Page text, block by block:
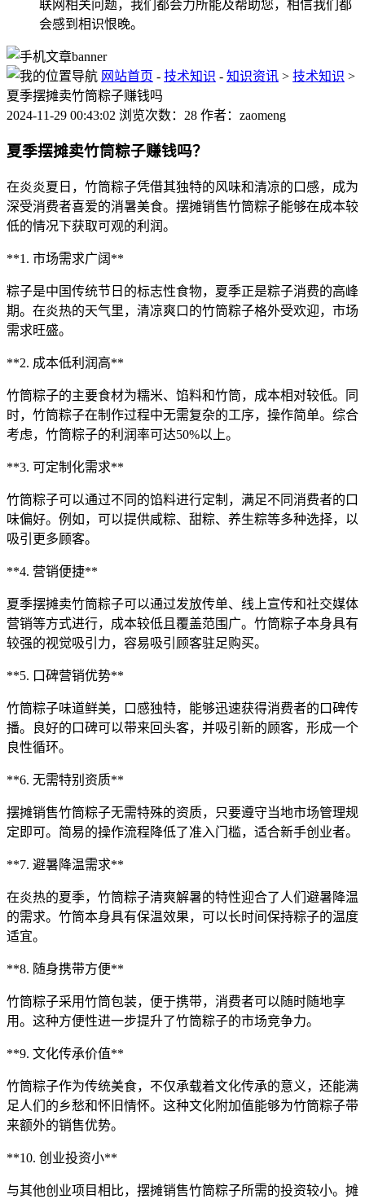
联网相关问题，我们都会力所能及帮助您，相信我们都
会感到相识恨晚。
网站首页 - 技术知识 - 知识资讯 > 技术知识 >
夏季摆摊卖竹筒粽子赚钱吗
2024-11-29 00:43:02 浏览次数：28 作者：zaomeng
夏季摆摊卖竹筒粽子赚钱吗？
在炎炎夏日，竹筒粽子凭借其独特的风味和清凉的口感，成为
深受消费者喜爱的消暑美食。摆摊销售竹筒粽子能够在成本较
低的情况下获取可观的利润。
**1. 市场需求广阔**
粽子是中国传统节日的标志性食物，夏季正是粽子消费的高峰
期。在炎热的天气里，清凉爽口的竹筒粽子格外受欢迎，市场
需求旺盛。
**2. 成本低利润高**
竹筒粽子的主要食材为糯米、馅料和竹筒，成本相对较低。同
时，竹筒粽子在制作过程中无需复杂的工序，操作简单。综合
考虑，竹筒粽子的利润率可达50%以上。
**3. 可定制化需求**
竹筒粽子可以通过不同的馅料进行定制，满足不同消费者的口
味偏好。例如，可以提供咸粽、甜粽、养生粽等多种选择，以
吸引更多顾客。
**4. 营销便捷**
夏季摆摊卖竹筒粽子可以通过发放传单、线上宣传和社交媒体
营销等方式进行，成本较低且覆盖范围广。竹筒粽子本身具有
较强的视觉吸引力，容易吸引顾客驻足购买。
**5. 口碑营销优势**
竹筒粽子味道鲜美，口感独特，能够迅速获得消费者的口碑传
播。良好的口碑可以带来回头客，并吸引新的顾客，形成一个
良性循环。
**6. 无需特别资质**
摆摊销售竹筒粽子无需特殊的资质，只要遵守当地市场管理规
定即可。简易的操作流程降低了准入门槛，适合新手创业者。
**7. 避暑降温需求**
在炎热的夏季，竹筒粽子清爽解暑的特性迎合了人们避暑降温
的需求。竹筒本身具有保温效果，可以长时间保持粽子的温度
适宜。
**8. 随身携带方便**
竹筒粽子采用竹筒包装，便于携带，消费者可以随时随地享
用。这种方便性进一步提升了竹筒粽子的市场竞争力。
**9. 文化传承价值**
竹筒粽子作为传统美食，不仅承载着文化传承的意义，还能满
足人们的乡愁和怀旧情怀。这种文化附加值能够为竹筒粽子带
来额外的销售优势。
**10. 创业投资小**
与其他创业项目相比，摆摊销售竹筒粽子所需的投资较小。摊